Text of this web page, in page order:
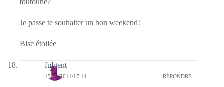
toutoune?
Je passe te souhaiter un bon weekend!
Bise étoilée
fulgent
15/10/2011/17:14 RÉPONDRE